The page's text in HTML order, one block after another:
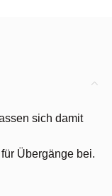
sich damit
Übergänge bei.